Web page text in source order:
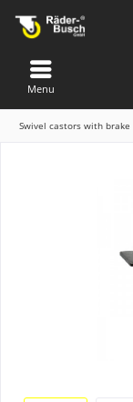
Menu
Swivel castors with brake